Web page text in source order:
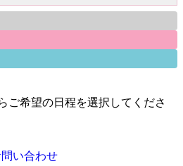
ご希望の日程を選択してくださ
問い合わせ